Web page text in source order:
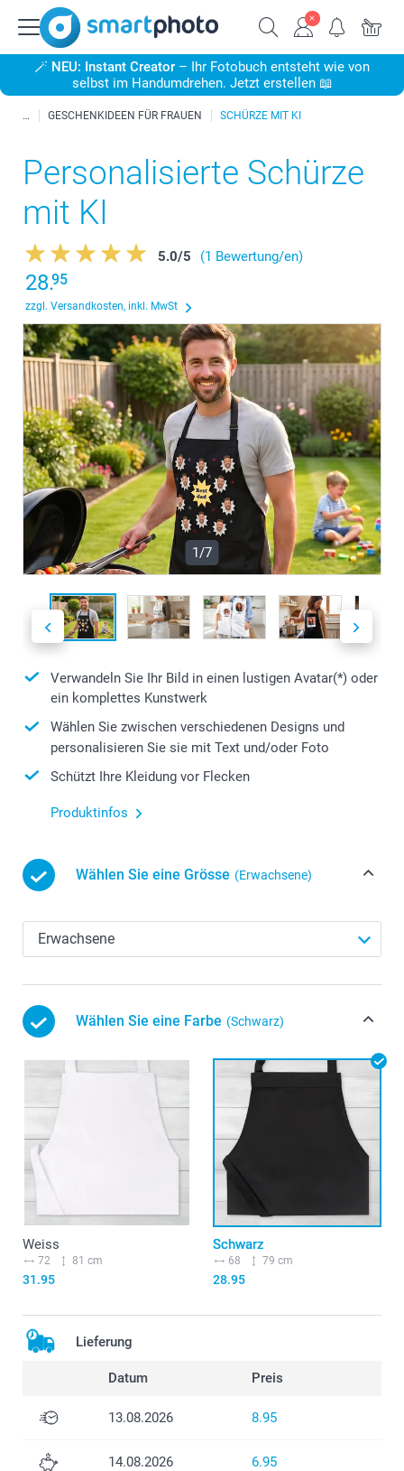
🪄 NEU: Instant Creator – Ihr Fotobuch entsteht wie von
selbst im Handumdrehen. Jetzt erstellen 📖
GESCHENKIDEEN FÜR FRAUEN SCHÜRZE MIT KI
Personalisierte Schürze
mit KI
5.0/5 (1 Bewertung/en)
28.95
zzgl. Versandkosten, inkl. MwSt
1/7
Verwandeln Sie Ihr Bild in einen lustigen Avatar(*) oder
ein komplettes Kunstwerk
Wählen Sie zwischen verschiedenen Designs und
personalisieren Sie sie mit Text und/oder Foto
Schützt Ihre Kleidung vor Flecken
Produktinfos
Wählen Sie eine Grösse (Erwachsene)
Wählen Sie eine Farbe (Schwarz)
Weiss
72 81 cm
31.95
Schwarz
68 79 cm
28.95
Lieferung
Datum Preis
13.08.2026 8.95
14.08.2026 6.95